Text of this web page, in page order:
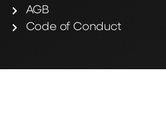
AGB
Code of Conduct